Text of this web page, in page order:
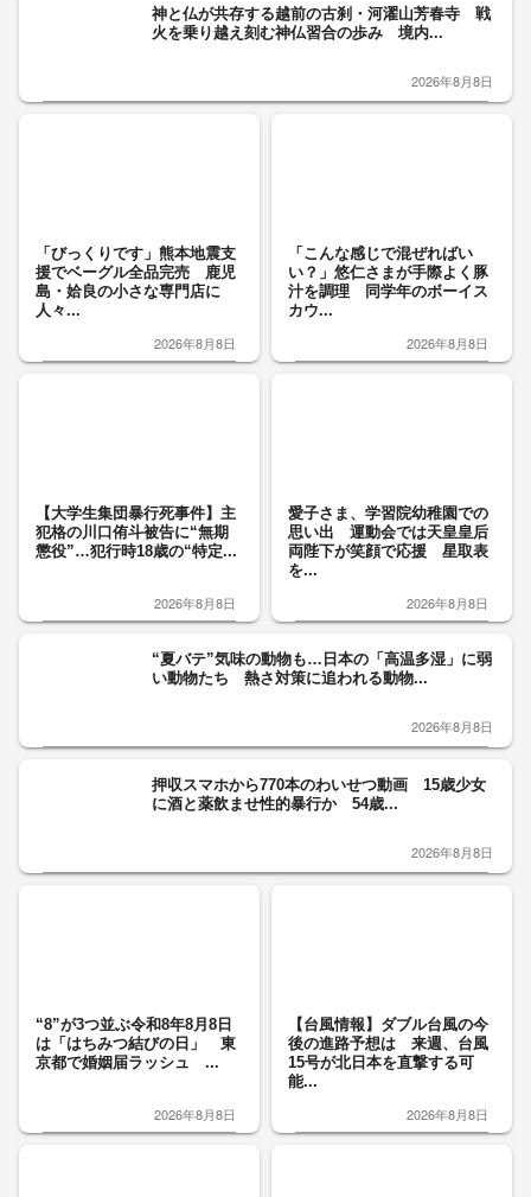
神と仏が共存する越前の古刹・河濯山芳春寺 戦
火を乗り越え刻む神仏習合の歩み 境内...
2026年8月8日
「びっくりです」熊本地震支
援でベーグル全品完売 鹿児
島・姶良の小さな専門店に
人々...
2026年8月8日
「こんな感じで混ぜればい
い？」悠仁さまが手際よく豚
汁を調理 同学年のボーイス
カウ...
2026年8月8日
【大学生集団暴行死事件】主
犯格の川口侑斗被告に“無期
懲役”…犯行時18歳の“特定...
2026年8月8日
愛子さま、学習院幼稚園での
思い出 運動会では天皇皇后
両陛下が笑顔で応援 星取表
を...
2026年8月8日
“夏バテ”気味の動物も…日本の「高温多湿」に弱
い動物たち 熱さ対策に追われる動物...
2026年8月8日
押収スマホから770本のわいせつ動画 15歳少女
に酒と薬飲ませ性的暴行か 54歳...
2026年8月8日
“8”が3つ並ぶ令和8年8月8日
は「はちみつ結びの日」 東
京都で婚姻届ラッシュ ...
2026年8月8日
【台風情報】ダブル台風の今
後の進路予想は 来週、台風
15号が北日本を直撃する可
能...
2026年8月8日